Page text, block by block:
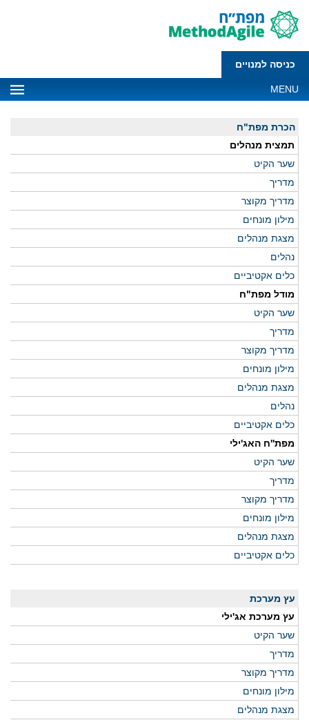
כניסה למנויים
MENU
הכרת מפת"ח
תמצית מנהלים
שער הקיט
מדריך
מדריך מקוצר
מילון מונחים
מצגת מנהלים
נהלים
כלים אקטיביים
מודל מפת"ח
שער הקיט
מדריך
מדריך מקוצר
מילון מונחים
מצגת מנהלים
נהלים
כלים אקטיביים
מפת''ח האג'ילי
שער הקיט
מדריך
מדריך מקוצר
מילון מונחים
מצגת מנהלים
כלים אקטיביים
עץ מערכת
עץ מערכת אג'ילי
שער הקיט
מדריך
מדריך מקוצר
מילון מונחים
מצגת מנהלים